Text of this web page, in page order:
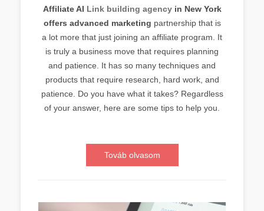
Affiliate AI Link building agencyin New York
offers advanced marketing partnership that is
a lot more that just joining an affiliate program. It
is truly a business move that requires planning
and patience. It has so many techniques and
products that require research, hard work, and
patience. Do you have what it takes? Regardless
of your answer, here are some tips to help you.
Továb olvasom